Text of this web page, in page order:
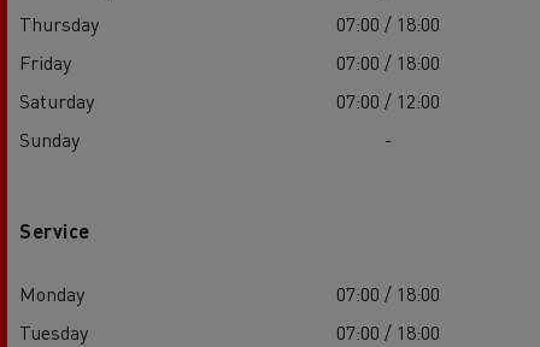
Thursday
07:00 / 18:00
Friday
07:00 / 18:00
Saturday
07:00 / 12:00
Sunday
-
Service
Monday
07:00 / 18:00
Tuesday
07:00 / 18:00